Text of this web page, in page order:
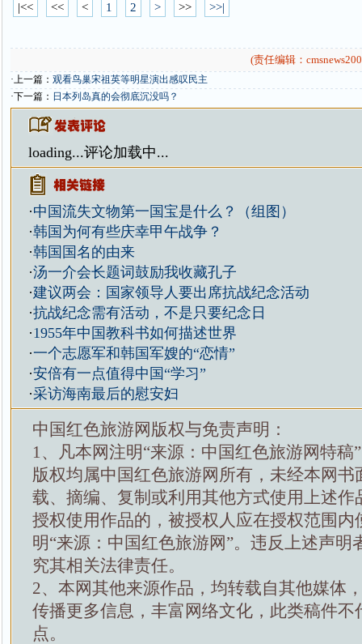
|<< << < 1 2 > >> >>|
(责任编辑：
·上一篇： 观看鸟巢宋祖英等明星演出感叹民主
·下一篇： 日本列岛真的会彻底沉没吗？
loading...评论加载中...
·中国流失文物第一国宝是什么？（组图）
·韩国为何有些庆幸甲午战争？
·韩国国名的由来
·汤一介会长题词鼓励我收藏孔子
·建议两会：国家领导人要出席抗战纪念活动
·抗战纪念需有活动，不是只要纪念日
·1955年中国教科书如何描述世界
·一个志愿军和韩国军嫂的“恋情”
·安倍有一点值得中国“学习”
·采访海南最后的慰安妇
中国红色旅游网版权与免责声明：
1、凡本网注明“来源：中国红色旅游网特稿
版权均属中国红色旅游网所有，未经本网书
载、摘编、复制或利用其他方式使用上述作
授权使用作品的，被授权人应在授权范围内
明“来源：中国红色旅游网”。违反上述声明
究其相关法律责任。
2、本网其他来源作品，均转载自其他媒体
传播更多信息，丰富网络文化，此类稿件不
点。